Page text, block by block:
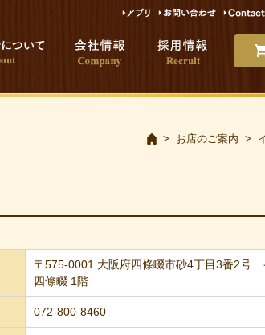
お店のご案内
〒575-0001 大阪府四條畷市砂4丁目3番2号
四條畷 1階
072-800-8460